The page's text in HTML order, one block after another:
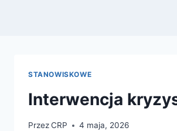
STANOWISKOWE
Interwencja
PrzezCRP 4 maja, 2026